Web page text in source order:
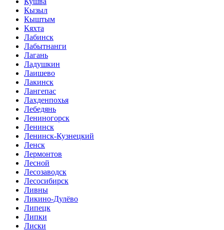
Кызыл
Кыштым
Кяхта
Лабинск
Лабытнанги
Лагань
Ладушкин
Лаишево
Лакинск
Лангепас
Лахденпохья
Лебедянь
Лениногорск
Ленинск
Ленинск-Кузнецкий
Ленск
Лермонтов
Лесной
Лесозаводск
Лесосибирск
Ливны
Ликино-Дулёво
Липецк
Липки
Лиски